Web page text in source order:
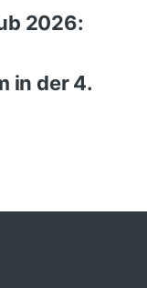
2026:
in der 4.